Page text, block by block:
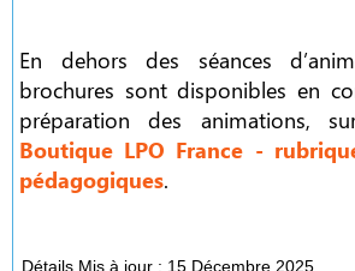
En dehors des séances
brochures sont disponibles en
préparation des animations,
Boutique LPO France -
pédagogiques.
Détails Mis à jour : 15 Décembre 2025